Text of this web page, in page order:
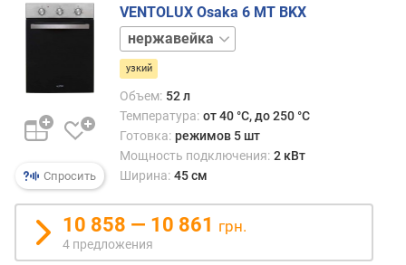
о
с
д
к
ю
н
и
Спросить
VENTOLUX Osaka 6 MT BKX
черный
узкий
Объем: 52 л
Температура: от 40 °C, до 250 °C
Готовка: режимов 5 шт
Мощность подключения: 2 кВт
Ширина: 45 см
10 858 — 10 861 грн.
4 предложения